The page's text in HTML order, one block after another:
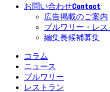
お問い合わせContact
広告掲載のご案内
ブルワリー・レ
編集長候補募集
コラム
ニュース
ブルワリー
レストラン